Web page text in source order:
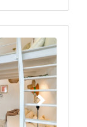
Suivant